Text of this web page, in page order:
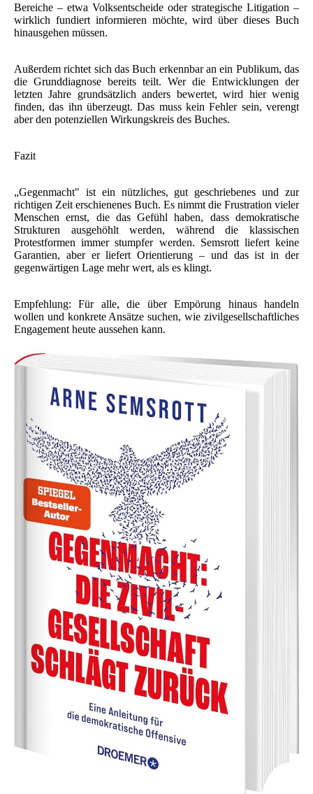
Bereiche – etwa Volksentscheide oder strategische Litigation –
wirklich fundiert informieren möchte, wird über dieses Buch
hinausgehen müssen.
Außerdem richtet sich das Buch erkennbar an ein Publikum, das
die Grunddiagnose bereits teilt. Wer die Entwicklungen der
letzten Jahre grundsätzlich anders bewertet, wird hier wenig
finden, das ihn überzeugt. Das muss kein Fehler sein, verengt
aber den potenziellen Wirkungskreis des Buches.
Fazit
„Gegenmacht" ist ein nützliches, gut geschriebenes und zur
richtigen Zeit erschienenes Buch. Es nimmt die Frustration vieler
Menschen ernst, die das Gefühl haben, dass demokratische
Strukturen ausgehöhlt werden, während die klassischen
Protestformen immer stumpfer werden. Semsrott liefert keine
Garantien, aber er liefert Orientierung – und das ist in der
gegenwärtigen Lage mehr wert, als es klingt.
Empfehlung: Für alle, die über Empörung hinaus handeln
wollen und konkrete Ansätze suchen, wie zivilgesellschaftliches
Engagement heute aussehen kann.